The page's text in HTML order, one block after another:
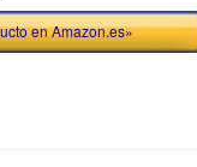
en Amazon.es»